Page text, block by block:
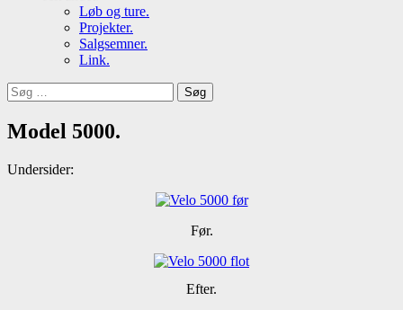
Løb og ture.
Projekter.
Salgsemner.
Link.
Søg
efter:
Model 5000.
Undersider:
Før.
Efter.